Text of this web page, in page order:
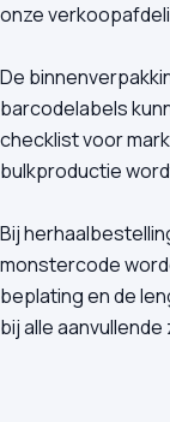
onze
De
barcodelabels
checklist voor
bulkproductie
Bij
monstercode
beplating en de
bij alle